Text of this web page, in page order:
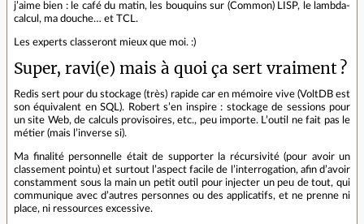
j’aime bien : le café du matin, les bouquins sur (Common) LISP, le lambda‐
calcul, ma douche… et TCL.
Les experts classeront mieux que moi. :)
Super, ravi(e) mais à quoi ça sert vraiment ?
Redis sert pour du stockage (très) rapide car en mémoire vive (VoltDB est
son équivalent en SQL). Robert s’en inspire : stockage de sessions pour
un site Web, de calculs provisoires, etc., peu importe. L’outil ne fait pas le
métier (mais l’inverse si).
Ma finalité personnelle était de supporter la récursivité (pour avoir un
classement pointu) et surtout l’aspect facile de l’interrogation, afin d’avoir
constamment sous la main un petit outil pour injecter un peu de tout, qui
communique avec d’autres personnes ou des applicatifs, et ne prenne ni
place, ni ressources excessive.